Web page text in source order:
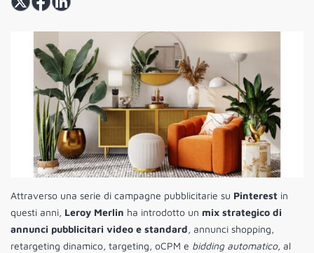
Attraverso una serie di campagne pubblicitarie su Pinterest in
questi anni, Leroy Merlin ha introdotto un mix strategico di
annunci pubblicitari video e standard, annunci shopping,
retargeting dinamico, targeting, oCPM e bidding automatico, al